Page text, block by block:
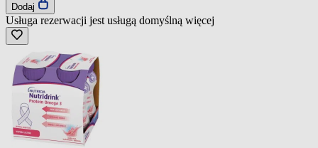
Dodaj
Usługa rezerwacji jest usługą domyślną więcej